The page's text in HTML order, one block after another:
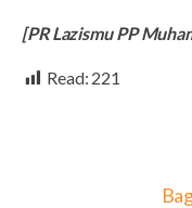
[PR Lazismu PP
Read: 221